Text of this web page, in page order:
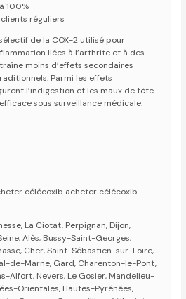
100%
réguliers
de la COX-2 utilisé pour
liées à l’arthrite et à des
moins d’effets secondaires
Parmi les effets
l’indigestion et les maux de tête.
sous surveillance médicale.
célécoxib acheter célécoxib
La Ciotat, Perpignan, Dijon,
Alès, Bussy-Saint-Georges,
Cher, Saint-Sébastien-sur-Loire,
de-Marne, Gard, Charenton-le-Pont,
Alfort, Nevers, Le Gosier, Mandelieu-
Orientales, Hautes-Pyrénées,